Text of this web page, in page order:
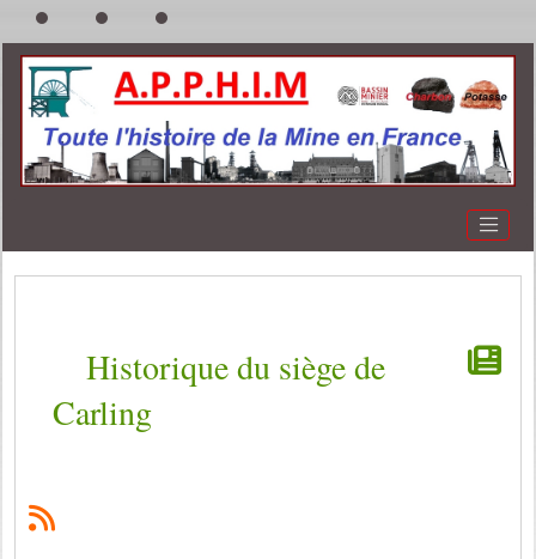
Historique du siège de
Carling